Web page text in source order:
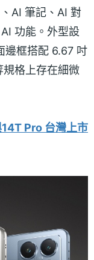
AI 筆記、AI 對
功能。外型設
邊框搭配 6.67 吋
格上存在細微
Pro 台灣上市